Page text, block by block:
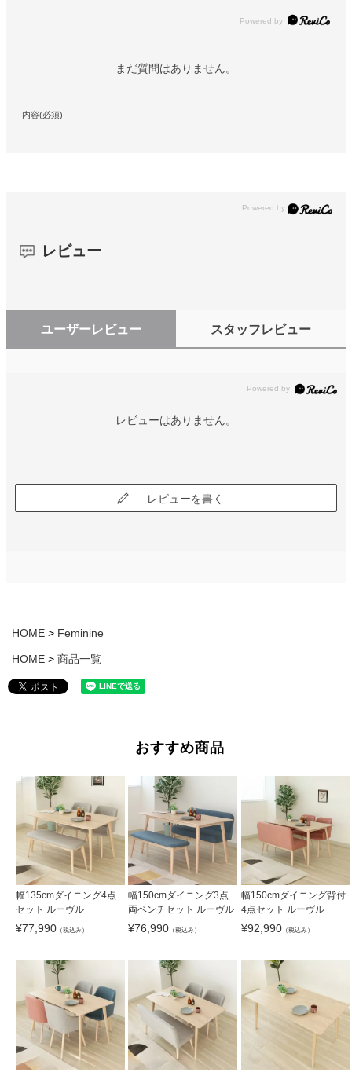
Powered by
まだ質問はありません。
内容(必須)
レビュー
ユーザーレビュー スタッフレビュー
レビューはありません。
レビューを書く
HOME Feminine
HOME 商品一覧
おすすめ商品
幅135cmダイニング4点
セット ルーヴル
¥77,990 （税込み）
幅150cmダイニング3点
両ベンチセット ルーヴル
¥76,990 （税込み）
幅150cmダイニング背付
4点セット ルーヴル
¥92,990（税込み）